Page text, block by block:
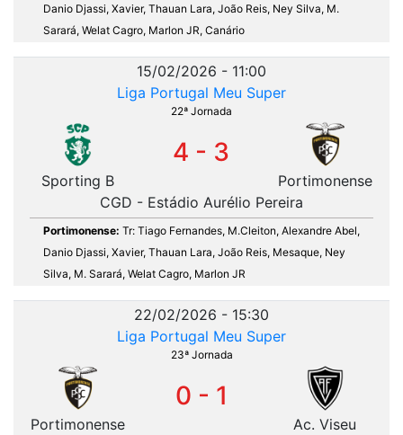
Danio Djassi, Xavier, Thauan Lara, João Reis, Ney Silva, M.
Sarará, Welat Cagro, Marlon JR, Canário
15/02/2026 - 11:00
Liga Portugal Meu Super
22ª Jornada
Sporting B
4 - 3
Portimonense
CGD - Estádio Aurélio Pereira
Portimonense: Tr: Tiago Fernandes, M.Cleiton, Alexandre Abel,
Danio Djassi, Xavier, Thauan Lara, João Reis, Mesaque, Ney
Silva, M. Sarará, Welat Cagro, Marlon JR
22/02/2026 - 15:30
Liga Portugal Meu Super
23ª Jornada
Portimonense
0 - 1
Ac. Viseu